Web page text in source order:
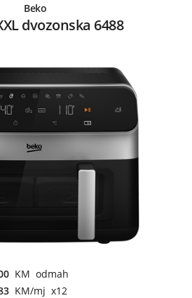
Beko
dvozonska 6488
KM odmah
KM/mj x12